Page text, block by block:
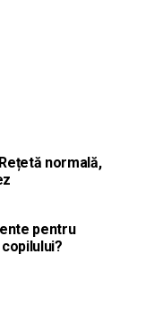
normală,
pentru